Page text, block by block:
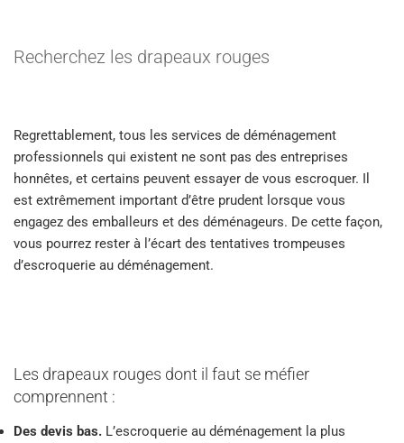
Recherchez les drapeaux rouges
Regrettablement, tous les services de déménagement
professionnels qui existent ne sont pas des entreprises
honnêtes, et certains peuvent essayer de vous escroquer. Il
est extrêmement important d’être prudent lorsque vous
engagez des emballeurs et des déménageurs. De cette façon,
vous pourrez rester à l’écart des tentatives trompeuses
d’escroquerie au déménagement.
Les drapeaux rouges dont il faut se méfier
comprennent :
Des devis bas. L’escroquerie au déménagement la plus